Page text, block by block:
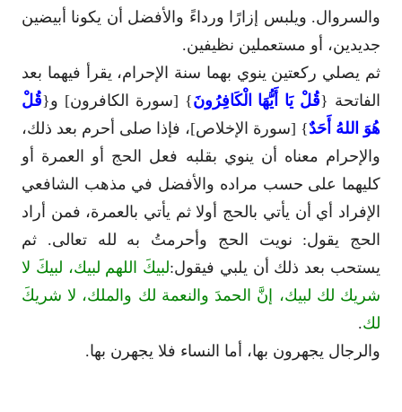
والسروال. ويلبس إزارًا ورداءً والأفضل أن يكونا أبيضين
جديدين، أو مستعملين نظيفين.
ثم يصلي ركعتين ينوي بهما سنة الإحرام، يقرأ فيهما بعد
الفاتحة {قُلْ يَا أَيُّهَا الْكَافِرُونَ} [سورة الكافرون] و{قُلْ
هُوَ اللهُ أَحَدٌ} [سورة الإخلاص]، فإذا صلى أحرم بعد ذلك،
والإحرام معناه أن ينوي بقلبه فعل الحج أو العمرة أو
كليهما على حسب مراده والأفضل في مذهب الشافعي
الإفراد أي أن يأتي بالحج أولا ثم يأتي بالعمرة، فمن أراد
الحج يقول: نويت الحج وأحرمتُ به لله تعالى. ثم
يستحب بعد ذلك أن يلبي فيقول:لبيكَ اللهم لبيك، لبيكَ لا
شريك لك لبيك، إنَّ الحمدَ والنعمة لك والملك، لا شريكَ
لك.
والرجال يجهرون بها، أما النساء فلا يجهرن بها.